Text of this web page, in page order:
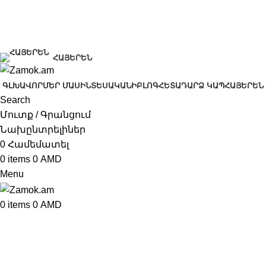
ՀԱՅԵՐԵՆ
ԳԼԽԱՎՈՐՄԵՐ ՄԱՍԻՆՏԵՍԱԿԱՆԻԲԼՈԳՀԵՏԱԴԱՐՁ ԿԱՊՀԱՅԵՐԵՆ
Search
Մուտք / Գրանցում
Նախընտրելիներ
0 Համեմատել
0 items 0 AMD
Menu
0 items 0 AMD